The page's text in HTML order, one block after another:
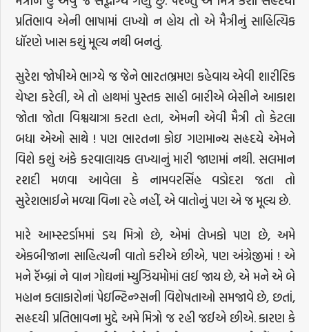
પ્રતિભાવ એની ભાષામાં લખ્યો ન હોય તો એ મૈત્રીનું સાહિત્યિક
ધૉરણે ખાસ કશું મૂલ્ય નથી બનતું.
સુરેશ જોષીએ ભાગ્યે જ જેને ભારતભ્રમણ કહેવાય એવી શારીરિક
ચેષ્ટા કરેલી, એ તો હાથમાં પુસ્તક સાહી બારીએ બેસીને આકાશ
જોતા જોતા વિશ્વયાત્રા કરતા હતા, એમની એવી મૈત્રી તો કેટલા
બધા એઓ સાથે ! પણ ભારતના કોઇ ગણમાન્ય સહૃદયે એમને
વિશે કશું અંકે કરવાલાયક લખ્યાનું મારી જાણમાં નથી. સલમાન
રશદી મળવા આવેલા કે નામવરસિંહ વડોદરા જતા તો
સુરેશભાઈને મળ્યા વિના રહે નહીં, એ વાતોનું પણ એ જ મૂલ્ય છે.
મારે આમ્સ્ટર્ડામમાં ડચ મિત્રો છે, એમાં લેખકો પણ છે, અમે
એકબીજાના સાહિત્યની વાતો કરીએ છીએ, પણ અંગ્રેજીમાં ! એ
મને રૅમ્બ્રાં ને વાન ગોઘનાં મ્યુઝિયમોમાં લઈ જાય છે, એ મને એ બે
મહાન કલાકારોનાં પેઇન્ટિન્ગ્સની વિશેષતાઓ સમજાવે છે, છતાં,
સહૃદયી પ્રતિભાવના મુદ્દે અમે મિત્રો જ રહી જઈએ છીએ. કારણ કે